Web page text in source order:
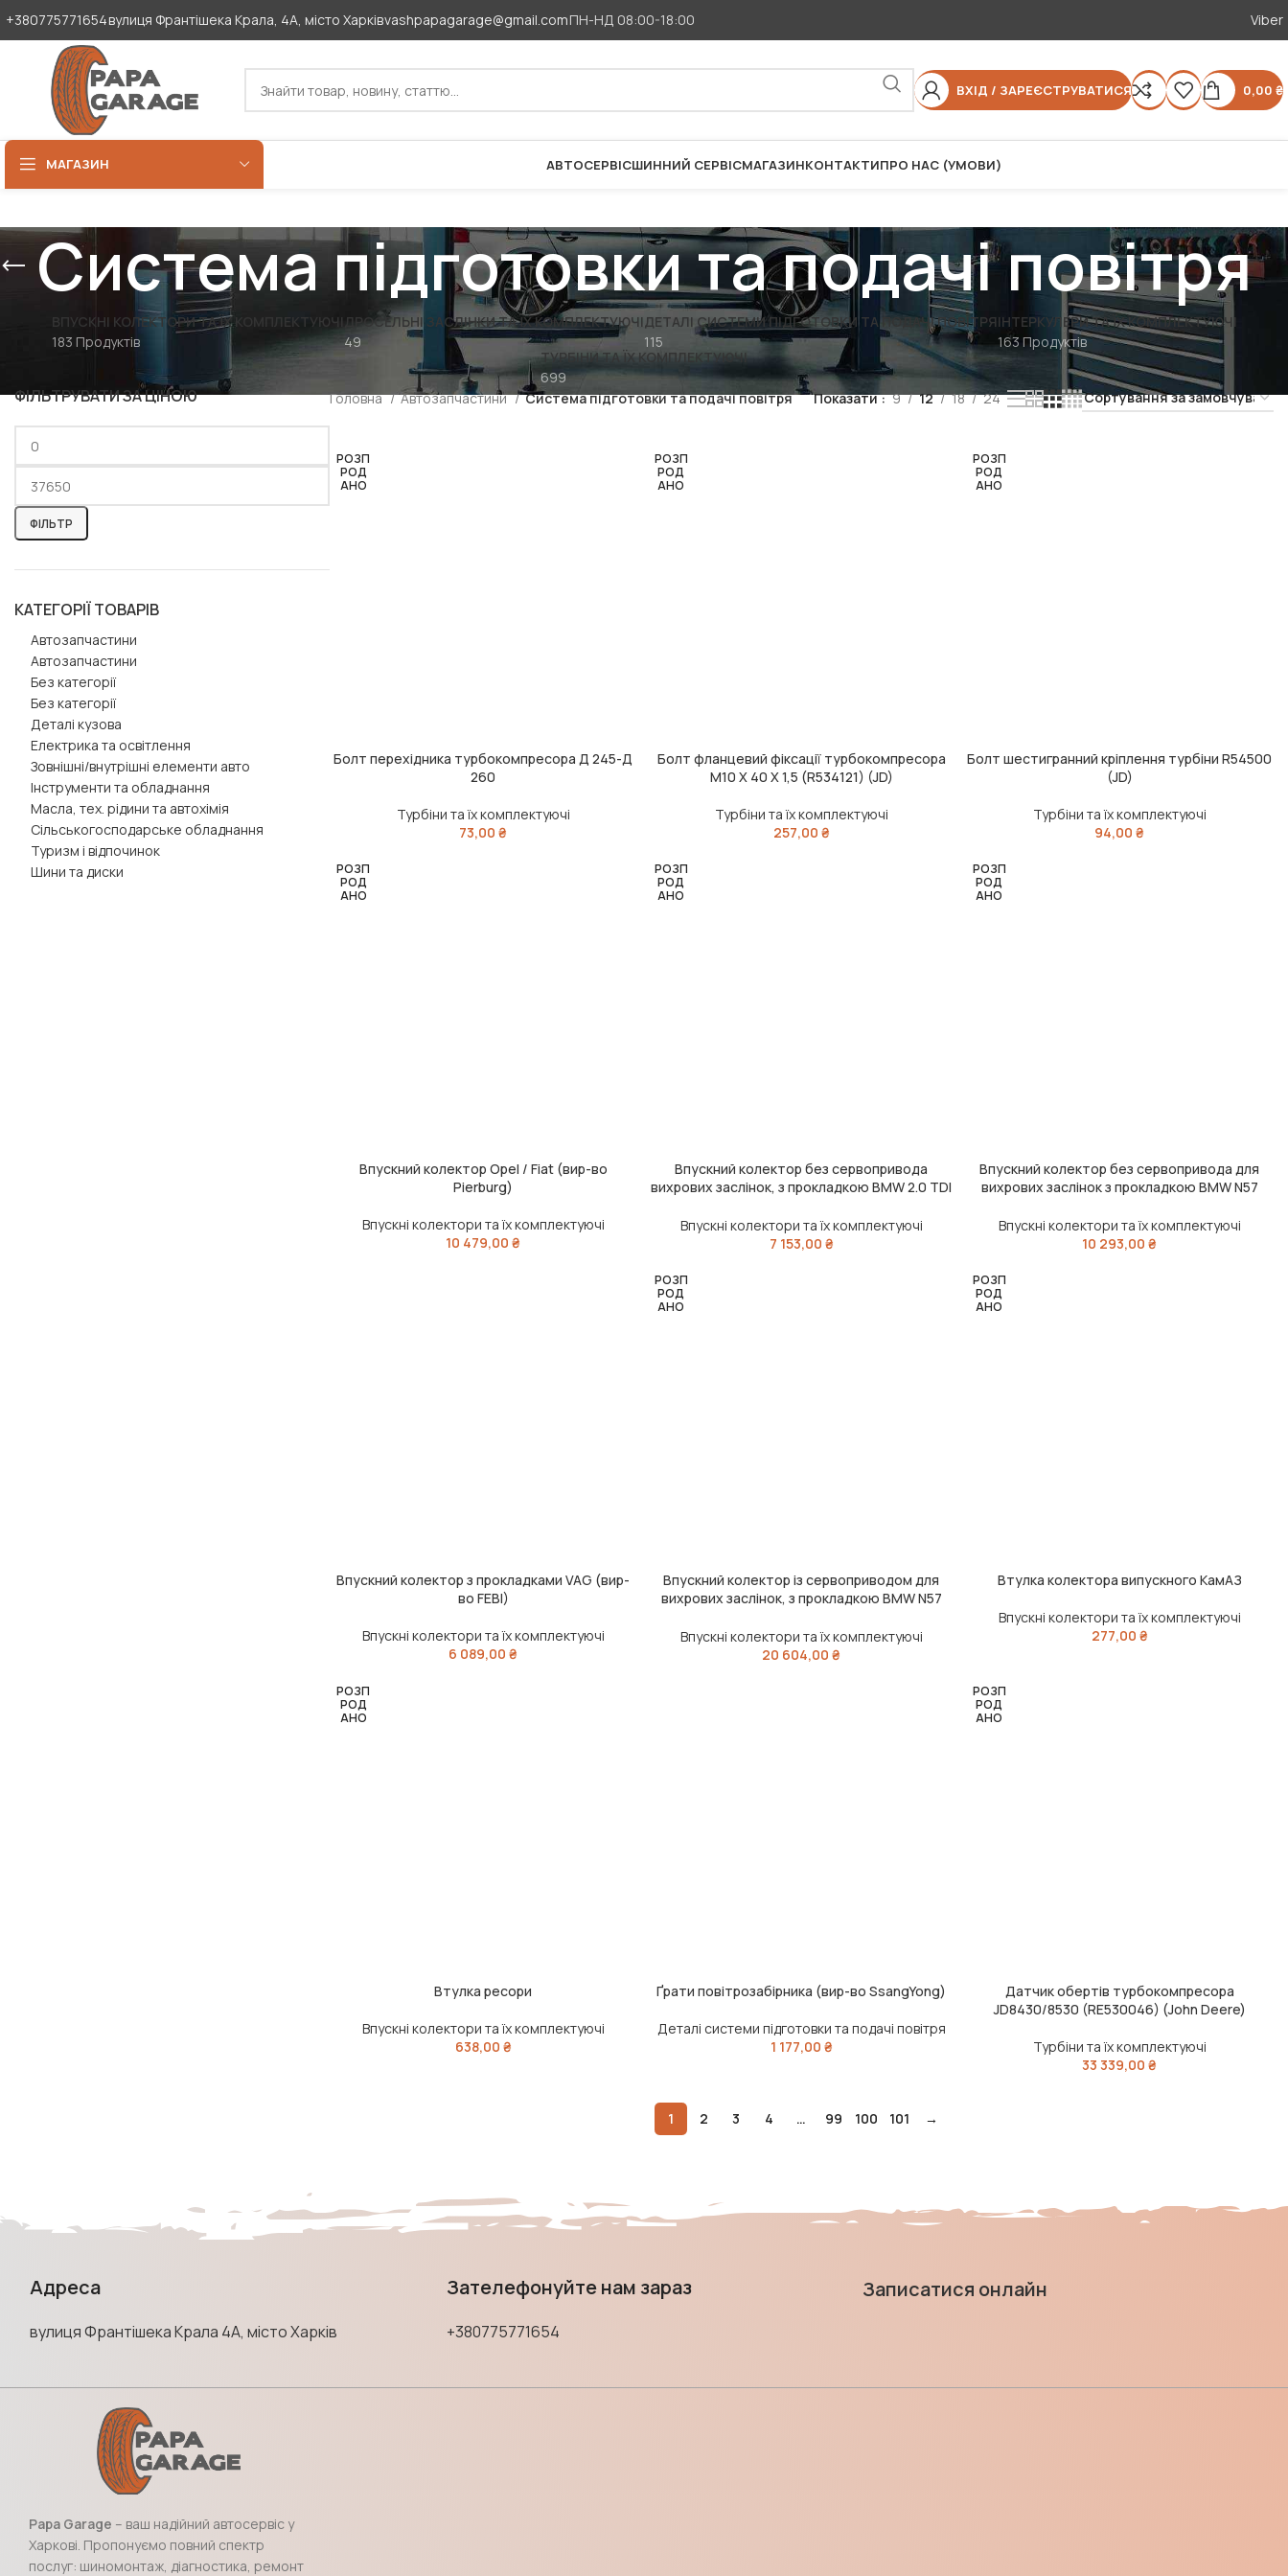
+380775771654вулиця Франтішека Крала, 4А, місто Харківvashpapagarage@gmail.comПН-НД 08:00-18:00 Viber
ВХІД / ЗАРЕЄСТРУВАТИСЯ 0,00 ₴
МАГАЗИН АВТОСЕРВІСШИННИЙ СЕРВІСМАГАЗИНКОНТАКТИПРО НАС (УМОВИ)
Система підготовки та подачі повітря
ВПУСКНІ КОЛЕКТОРИ ТА ЇХ КОМПЛЕКТУЮЧІ
183 Продуктів
ДРОСЕЛЬНІ ЗАСЛІНКИ ТА ЇХ КОМПЛЕКТУЮЧІ
49
ДЕТАЛІ СИСТЕМИ ПІДГОТОВКИ ТА ПОДАЧІ ПОВІТРЯ
115
ІНТЕРКУЛЕРИ ТА ЇХ КОМПЛЕКТУЮЧІ
163 Продуктів
ТУРБІНИ ТА ЇХ КОМПЛЕКТУЮЧІ
699
ФІЛЬТРУВАТИ ЗА ЦІНОЮ
ФІЛЬТР
КАТЕГОРІЇ ТОВАРІВ
Автозапчастини
Автозапчастини
Без категорії
Без категорії
Деталі кузова
Електрика та освітлення
Зовнішні/внутрішні елементи авто
Інструменти та обладнання
Масла, тех. рідини та автохімія
Сільськогосподарське обладнання
Туризм і відпочинок
Шини та диски
Головна Автозапчастини Система підготовки та подачі повітря Показати 9 12 18 24
РОЗП
РОД
АНО
ЧИТАТИ ДАЛІ
Болт перехідника турбокомпресора Д 245-Д
260
Турбіни та їх комплектуючі
73,00₴
РОЗП
РОД
АНО
ЧИТАТИ ДАЛІ
Болт фланцевий фіксації турбокомпресора
M10 X 40 X 1,5 (R534121) (JD)
Турбіни та їх комплектуючі
257,00 ₴
РОЗП
РОД
АНО
ЧИТАТИ ДАЛІ
Болт шестигранний кріплення турбіни R54500
(JD)
Турбіни та їх комплектуючі
94,00₴
РОЗП
РОД
АНО
ЧИТАТИ ДАЛІ
Впускний колектор Opel / Fiat (вир-во
Pierburg)
Впускні колектори та їх комплектуючі
10 479,00₴
РОЗП
РОД
АНО
ЧИТАТИ ДАЛІ
Впускний колектор без сервопривода
вихрових заслінок, з прокладкою BMW 2.0 TDI
Впускні колектори та їх комплектуючі
7 153,00 ₴
РОЗП
РОД
АНО
ЧИТАТИ ДАЛІ
Впускний колектор без сервопривода для
вихрових заслінок з прокладкою BMW N57
Впускні колектори та їх комплектуючі
10 293,00₴
ДОДАТИ В КОШИК
Впускний колектор з прокладками VAG (вир-
во FEBI)
Впускні колектори та їх комплектуючі
6 089,00₴
РОЗП
РОД
АНО
ЧИТАТИ ДАЛІ
Впускний колектор із сервоприводом для
вихрових заслінок, з прокладкою BMW N57
Впускні колектори та їх комплектуючі
20 604,00₴
РОЗП
РОД
АНО
ЧИТАТИ ДАЛІ
Втулка колектора випускного КамАЗ
Впускні колектори та їх комплектуючі
277,00 ₴
РОЗП
РОД
АНО
Втулка ресори
Впускні колектори та їх комплектуючі
638,00 ₴
ДОДАТИ В КОШИК
Ґрати повітрозабірника (вир-во SsangYong)
Деталі системи підготовки та подачі повітря
1 177,00 ₴
РОЗП
РОД
АНО
ЧИТАТИ ДАЛІ
Датчик обертів турбокомпресора
JD8430/8530 (RE530046) (John Deere)
Турбіни та їх комплектуючі
33 339,00₴
1 2 3 4 … 99 100 101 →
Адреса
вулиця Франтішека Крала 4А, місто Харків
Зателефонуйте нам зараз
+380775771654
Записатися онлайн
Papa Garage – ваш надійний автосервіс у
Харкові. Пропонуємо повний спектр
послуг: шиномонтаж, діагностика, ремонт